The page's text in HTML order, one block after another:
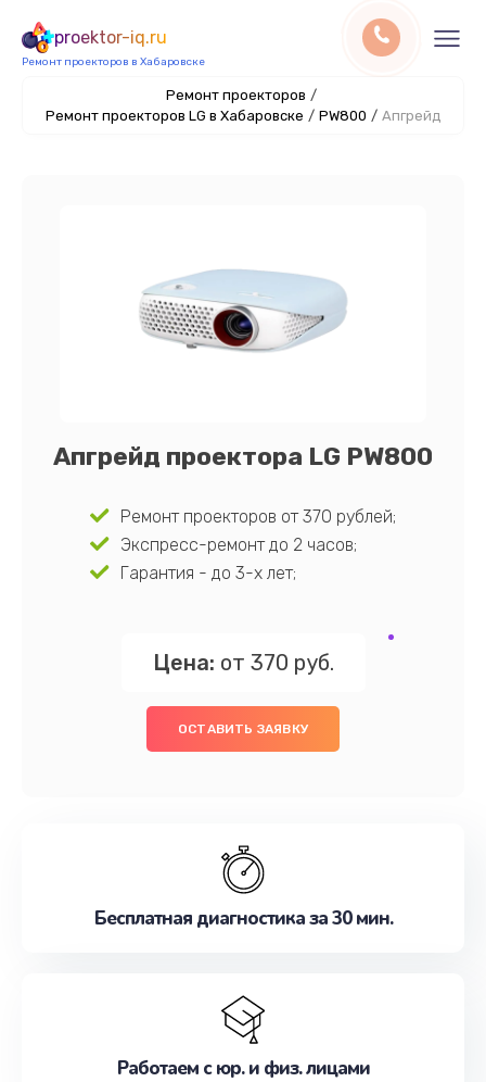
proektor-iq.ru
Ремонт проекторов в Хабаровске
Ремонт проекторов /
Ремонт проекторов LG в Хабаровске / PW800 / Апгрейд
Апгрейд проектора LG PW800
Ремонт проекторов от 370 рублей;
Экспресс-ремонт до 2 часов;
Гарантия - до 3-х лет;
Цена: от 370 руб.
ОСТАВИТЬ ЗАЯВКУ
Бесплатная диагностика за 30 мин.
Работаем с юр. и физ. лицами